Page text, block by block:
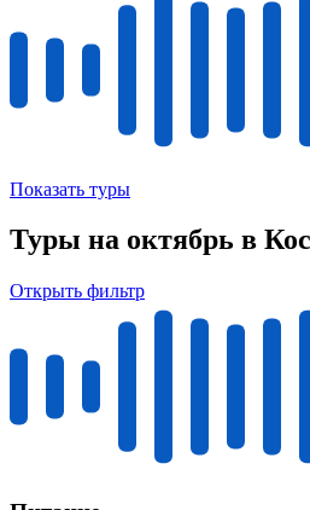
Показать туры
Туры на октябрь в
Открыть фильтр